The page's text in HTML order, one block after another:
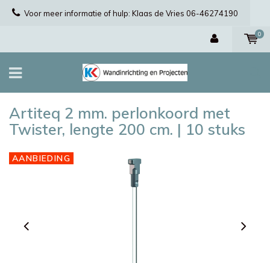
Voor meer informatie of hulp: Klaas de Vries 06-46274190
0
Artiteq 2 mm. perlonkoord met
Twister, lengte 200 cm. | 10 stuks
AANBIEDING